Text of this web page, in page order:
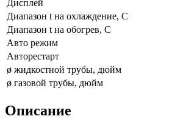
Дисплей
Диапазон t на охлаждение, С
Диапазон t на обогрев, С
Авто режим
Авторестарт
ø жидкостной трубы, дюйм
ø газовой трубы, дюйм
Описание